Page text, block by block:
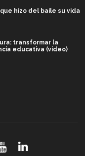
hizo del baile su vida
transformar la
educativa (video)
2026! (video)